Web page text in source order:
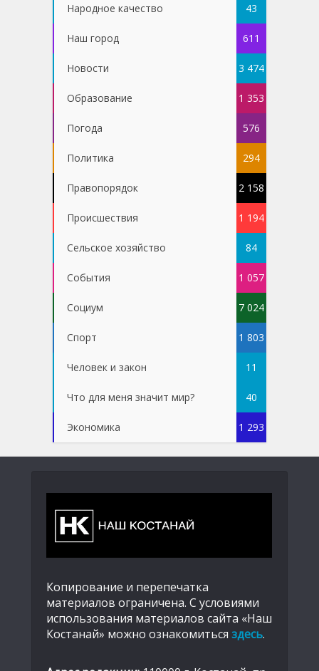
Народное качество 43
Наш город 611
Новости 3 474
Образование 1 353
Погода 576
Политика 294
Правопорядок 2 158
Проиcшествия 1 194
Сельское хозяйство 84
События 1 057
Социум 7 024
Спорт 1 803
Человек и закон 11
Что для меня значит мир? 40
Экономика 1 293
Копирование и перепечатка
материалов ограничена. С условиями
использования материалов сайта «Наш
Костанай» можно ознакомиться здесь.